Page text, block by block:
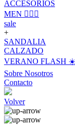
ACCESORIOS
MEN 🙋🏽‍♂️
sale
+
SANDALIA
CALZADO
VERANO FLASH
Sobre Nosotros
Contacto
Volver